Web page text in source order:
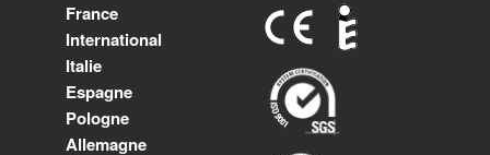
France
International
Italie
Espagne
Pologne
Allemagne